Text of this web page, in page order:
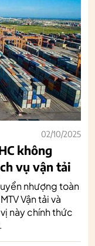
02/10/2025
không
vụ vận tải
nhượng toàn
Vận tải và
này chính thức